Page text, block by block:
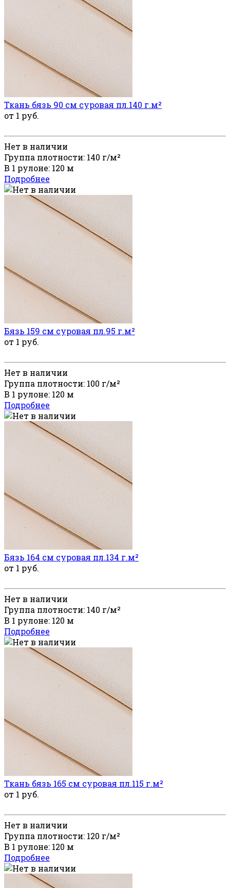
Ткань бязь 90 см суровая пл.140 г.м²
от 1 руб.
Нет в наличии
Группа плотности: 140 г/м²
В 1 рулоне: 120 м
Подробнее
Бязь 159 см суровая пл.95 г.м²
от 1 руб.
Нет в наличии
Группа плотности: 100 г/м²
В 1 рулоне: 120 м
Подробнее
Бязь 164 см суровая пл.134 г.м²
от 1 руб.
Нет в наличии
Группа плотности: 140 г/м²
В 1 рулоне: 120 м
Подробнее
Ткань бязь 165 см суровая пл.115 г.м²
от 1 руб.
Нет в наличии
Группа плотности: 120 г/м²
В 1 рулоне: 120 м
Подробнее